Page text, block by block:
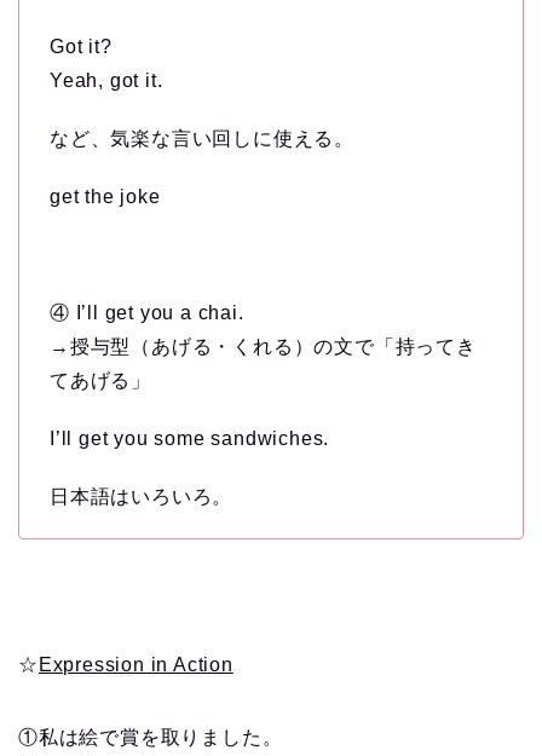
Got it?
Yeah, got it.
など、気楽な言い回しに使える。
get the joke
④ I’ll get you a chai.
→授与型（あげる・くれる）の文で「持ってき
てあげる」
I’ll get you some sandwiches.
日本語はいろいろ。
☆ Expression in Action
①私は絵で賞を取りました。